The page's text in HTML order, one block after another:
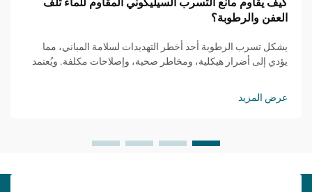
العفن والرطوبة؟
يشكل تسرب الرطوبة أحد أخطر التهديدات لسلامة المباني، مما
يؤدي إلى أضرار هيكلية، ومخاطر صحية، وإصلاحات مكلفة. ويُعتمد
عرض المزيد